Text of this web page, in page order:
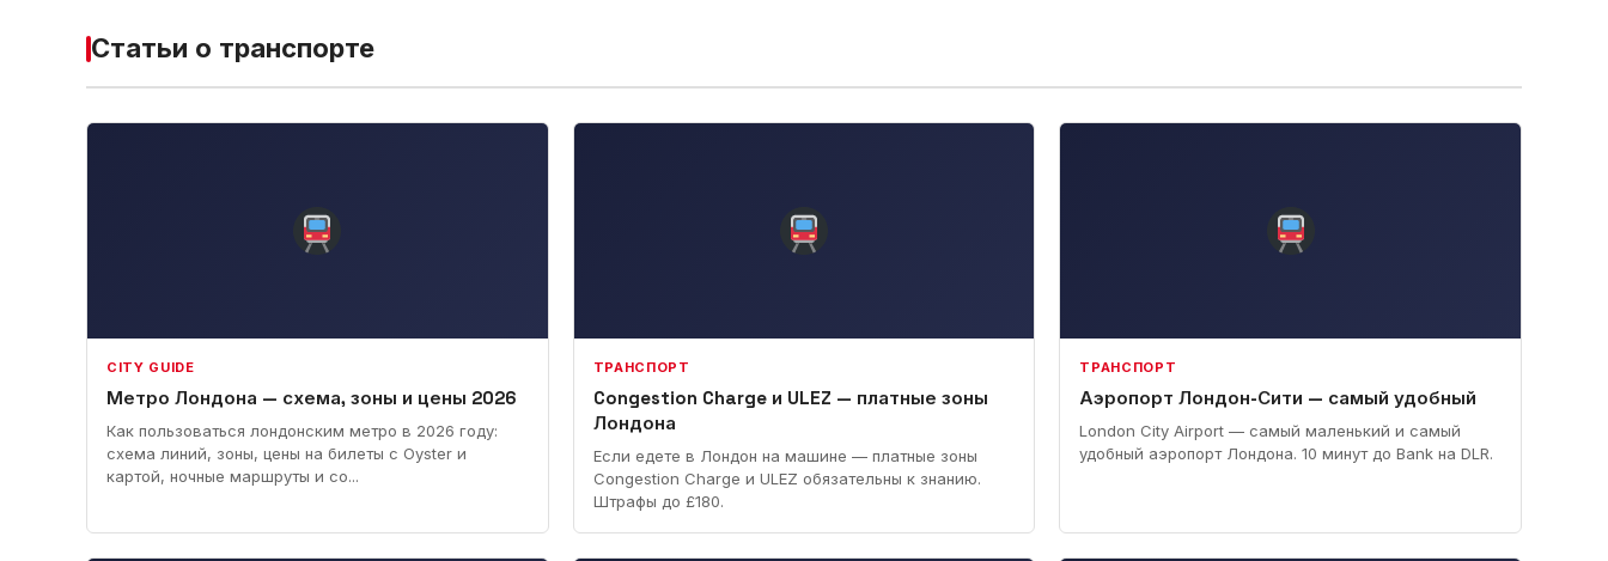
Статьи о транспорте
CITY GUIDE
Метро Лондона — схема, зоны и цены 2026
Как пользоваться лондонским метро в 2026 году:
схема линий, зоны, цены на билеты с Oyster и
картой, ночные маршруты и со...
ТРАНСПОРТ
Congestion Charge и ULEZ — платные зоны
Лондона
Если едете в Лондон на машине — платные зоны
Congestion Charge и ULEZ обязательны к знанию.
Штрафы до £180.
ТРАНСПОРТ
Аэропорт Лондон-Сити — самый удобный
London City Airport — самый маленький и самый
удобный аэропорт Лондона. 10 минут до Bank на DLR.